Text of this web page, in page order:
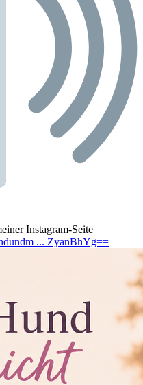
Instagram-Seite
... ZyanBhYg==